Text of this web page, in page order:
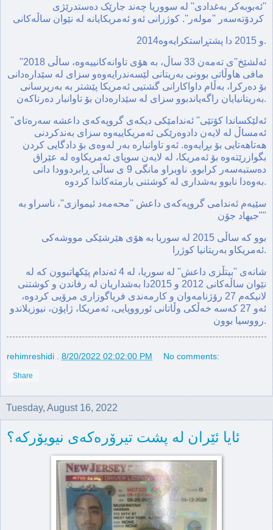
''ئەبوبەکر بەغدادی'' لە سووریا چەند جارێک دەستدرێژی
2014و 2015 دا پشتڕاستکرایەوە.
''ئەلشێخ''ی تەمەن 33 ساڵ، بە هۆی تاوانەکانییەوە، ساڵی 2018
مافی هاوڵاتی بوونی بەریتانی لێسەندرایەوەو سزای لە سێدارەدانی
بۆ دەرکرا، بەڵام داواکارانی گشتیی ئەمریکا پێشتر بە بەرپرسانی
بەریتانیایان راگەیاندبوو سزای لە سێدارەدان بۆ تاوانبار دەرناکەن.
''ئەلێکساندا کۆتێی'' ئەندامێکی دیکەی گروپەکەی داعشە سەرەتای
ئەمساڵ لە لایەن دادوەرێکی ئەمریکاییەوە سزای بەندکردنی
هەتاهەتایی بۆ بڕایەوە. ئەو تاوانبارە بەر لەوەی بۆ دادگایی کردن
بگوازرێتەوە بۆ ئەمریکا، لە لایەن سوپای ئەمریکاوە لە عێراق
دەستبەسەر کرابوو. ناوبراو مانگی 9 ی ساڵی ڕابردوودا دانی
بەوەدا نابوو بەشداری لە کوشتنی بارمتەکاندا کردوە.
سێیەم ئەندامی گروپەکەی داعش ''محەمەد ئیموازی''، ناسراو بە
"جیهاد جۆن"
بوو کە ساڵی 2015 لە سوریا بە هۆی هێرشێکی مووشەکی
ئەمریکاو بەریتانیا کوژرا.
شانەی ''بیتڵزی داعش'' لە سوریا، لە 4 ئەندام پێکهاتبوون کە لە
نێوان ساڵەکانی 2012 و 2015دا بەشداریان لە رفاندن و کوشتنی
لانیکەم 27 رۆژنامەوان و کارمەندی فریاگوزاری مرۆیی کردوە،
ئەو 27 کەسە خەڵکی وڵاتانی ئورووپایی، ئەمریکا، ژاپۆن، نیوزیلاندو
رووسیا بوون.
rehimreshidi 8/20/2022 02:02:00 PM No comments:
Share
Tuesday, August 16, 2022
ئایا ئێران لە پشت تیرۆرەکەی نیویۆرکە؟